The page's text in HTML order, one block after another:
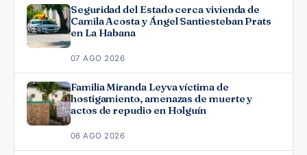
Seguridad del Estado cerca vivienda de
Camila Acosta y Ángel Santiesteban Prats
en La Habana
07 AGO 2026
Familia Miranda Leyva víctima de
hostigamiento, amenazas de muerte y
actos de repudio en Holguín
06 AGO 2026